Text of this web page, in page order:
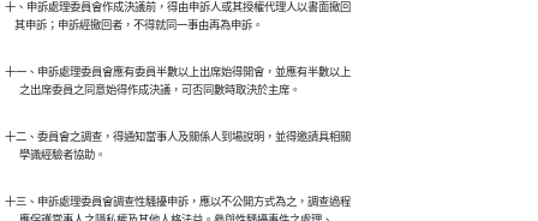
十、申訴處理委員會作成決議前，得由申訴人或其授權代理人以書面撤回
    其申訴；申訴經撤回者，不得就同一事由再為申訴。
十一、申訴處理委員會應有委員半數以上出席始得開會，並應有半數以上
      之出席委員之同意始得作成決議，可否同數時取決於主席。
十二、委員會之調查，得通知當事人及關係人到場說明，並得邀請具相關
      學識經驗者協助。
十三、申訴處理委員會調查性騷擾申訴，應以不公開方式為之，調查過程